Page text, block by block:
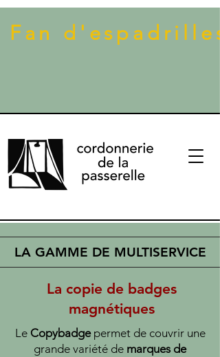
Fan
LA GAMME DE MULTISERVICE
La copie de badges
magnétiques
Le Copybadgepermet de couvrir une
grande variété de marques de